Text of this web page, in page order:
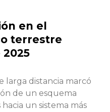
en el
terrestre
larga distancia marcó
de un esquema
un sistema más